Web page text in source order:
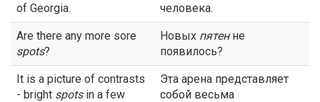
of Georgia.
человека.
Are there any more sore
spots?
Новых пятенне
появилось?
It is a picture of contrasts
- bright spotsin a few
Эта арена представляет
собой весьма